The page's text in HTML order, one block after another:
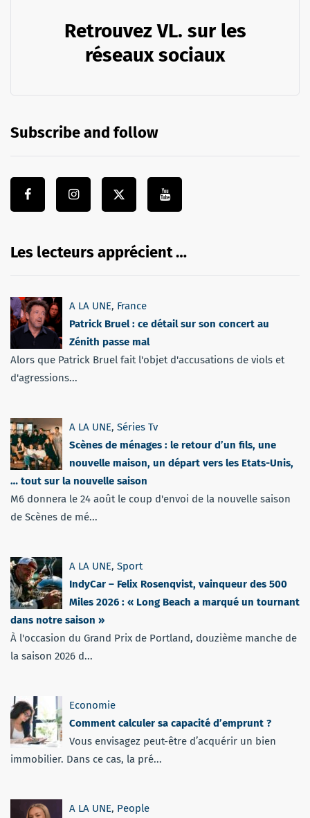
Retrouvez VL. sur les
réseaux sociaux
Subscribe and follow
Les lecteurs apprécient …
A LA UNE, France
Patrick Bruel : ce détail sur son concert au
Zénith passe mal
Alors que Patrick Bruel fait l'objet d'accusations de viols et
d'agressions...
A LA UNE, Séries Tv
Scènes de ménages : le retour d’un fils, une
nouvelle maison, un départ vers les Etats-Unis,
… tout sur la nouvelle saison
M6 donnera le 24 août le coup d'envoi de la nouvelle saison
de Scènes de mé...
A LA UNE, Sport
IndyCar – Felix Rosenqvist, vainqueur des 500
Miles 2026 : « Long Beach a marqué un tournant
dans notre saison »
À l'occasion du Grand Prix de Portland, douzième manche de
la saison 2026 d...
Economie
Comment calculer sa capacité d’emprunt ?
Vous envisagez peut-être d’acquérir un bien
immobilier. Dans ce cas, la pré...
A LA UNE, People